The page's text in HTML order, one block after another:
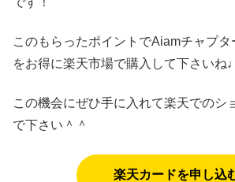
このもらったポイントでAiamチャプタ
をお得に楽天市場で購入して下さいね♩
この機会にぜひ手に入れて楽天でのシ
で下さい＾＾
楽天カードを申し込